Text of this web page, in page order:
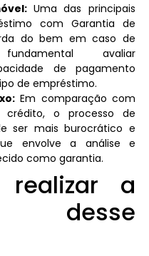
Uma das principais
com Garantia de
do bem em caso de
avaliar
de pagamento
de empréstimo.
Em comparação com
crédito, o processo de
ser mais burocrático e
envolve a análise e
como garantia.
realizar a
desse